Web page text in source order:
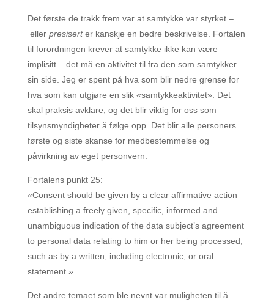
Det første de trakk frem var at samtykke var styrket –
eller presiserter kanskje en bedre beskrivelse. Fortalen
til forordningen krever at samtykke ikke kan være
implisitt – det må en aktivitet til fra den som samtykker
sin side. Jeg er spent på hva som blir nedre grense for
hva som kan utgjøre en slik «samtykkeaktivitet». Det
skal praksis avklare, og det blir viktig for oss som
tilsynsmyndigheter å følge opp. Det blir alle personers
første og siste skanse for medbestemmelse og
påvirkning av eget personvern.
Fortalens punkt 25:
«Consent should be given by a clear affirmative action
establishing a freely given, specific, informed and
unambiguous indication of the data subject’s agreement
to personal data relating to him or her being processed,
such as by a written, including electronic, or oral
statement.»
Det andre temaet som ble nevnt var muligheten til å